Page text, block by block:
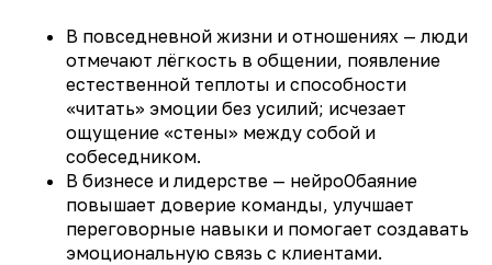
В повседневной жизни и отношениях — люди
отмечают лёгкость в общении, появление
естественной теплоты и способности
«читать» эмоции без усилий; исчезает
ощущение «стены» между собой и
собеседником.
В бизнесе и лидерстве — нейроОбаяние
повышает доверие команды, улучшает
переговорные навыки и помогает создавать
эмоциональную связь с клиентами.